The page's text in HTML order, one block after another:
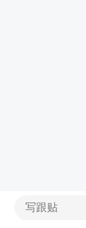
写跟贴